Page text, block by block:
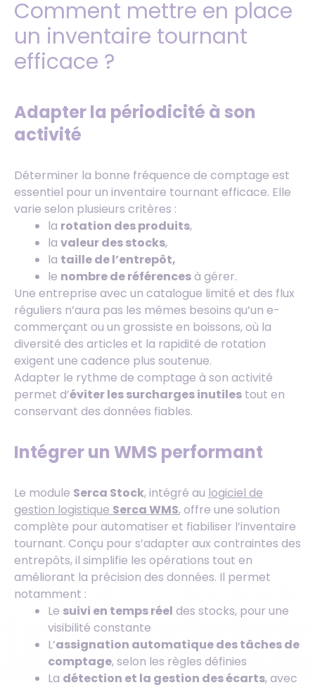
Comment mettre en place
un inventaire tournant
efficace ?
Adapter la périodicité à son
activité
Déterminer la bonne fréquence de comptage est
essentiel pour un inventaire tournant efficace. Elle
varie selon plusieurs critères :
la rotation des produits,
la valeur des stocks,
la taille de l’entrepôt,
le nombre de référencesà gérer.
Une entreprise avec un catalogue limité et des flux
réguliers n’aura pas les mêmes besoins qu’un e-
commerçant ou un grossiste en boissons, où la
diversité des articles et la rapidité de rotation
exigent une cadence plus soutenue.
Adapter le rythme de comptage à son activité
permet d’éviter les surcharges inutiles tout en
conservant des données fiables.
Intégrer un WMS performant
Le module Serca Stock, intégré au logiciel de
gestion logistique Serca WMS, offre une solution
complète pour automatiser et fiabiliser l’inventaire
tournant. Conçu pour s’adapter aux contraintes des
entrepôts, il simplifie les opérations tout en
améliorant la précision des données. Il permet
notamment :
Le suivi en temps réel des stocks, pour une
visibilité constante
L’assignation automatique des tâches de
comptage, selon les règles définies
La détection et la gestion des écarts, avec